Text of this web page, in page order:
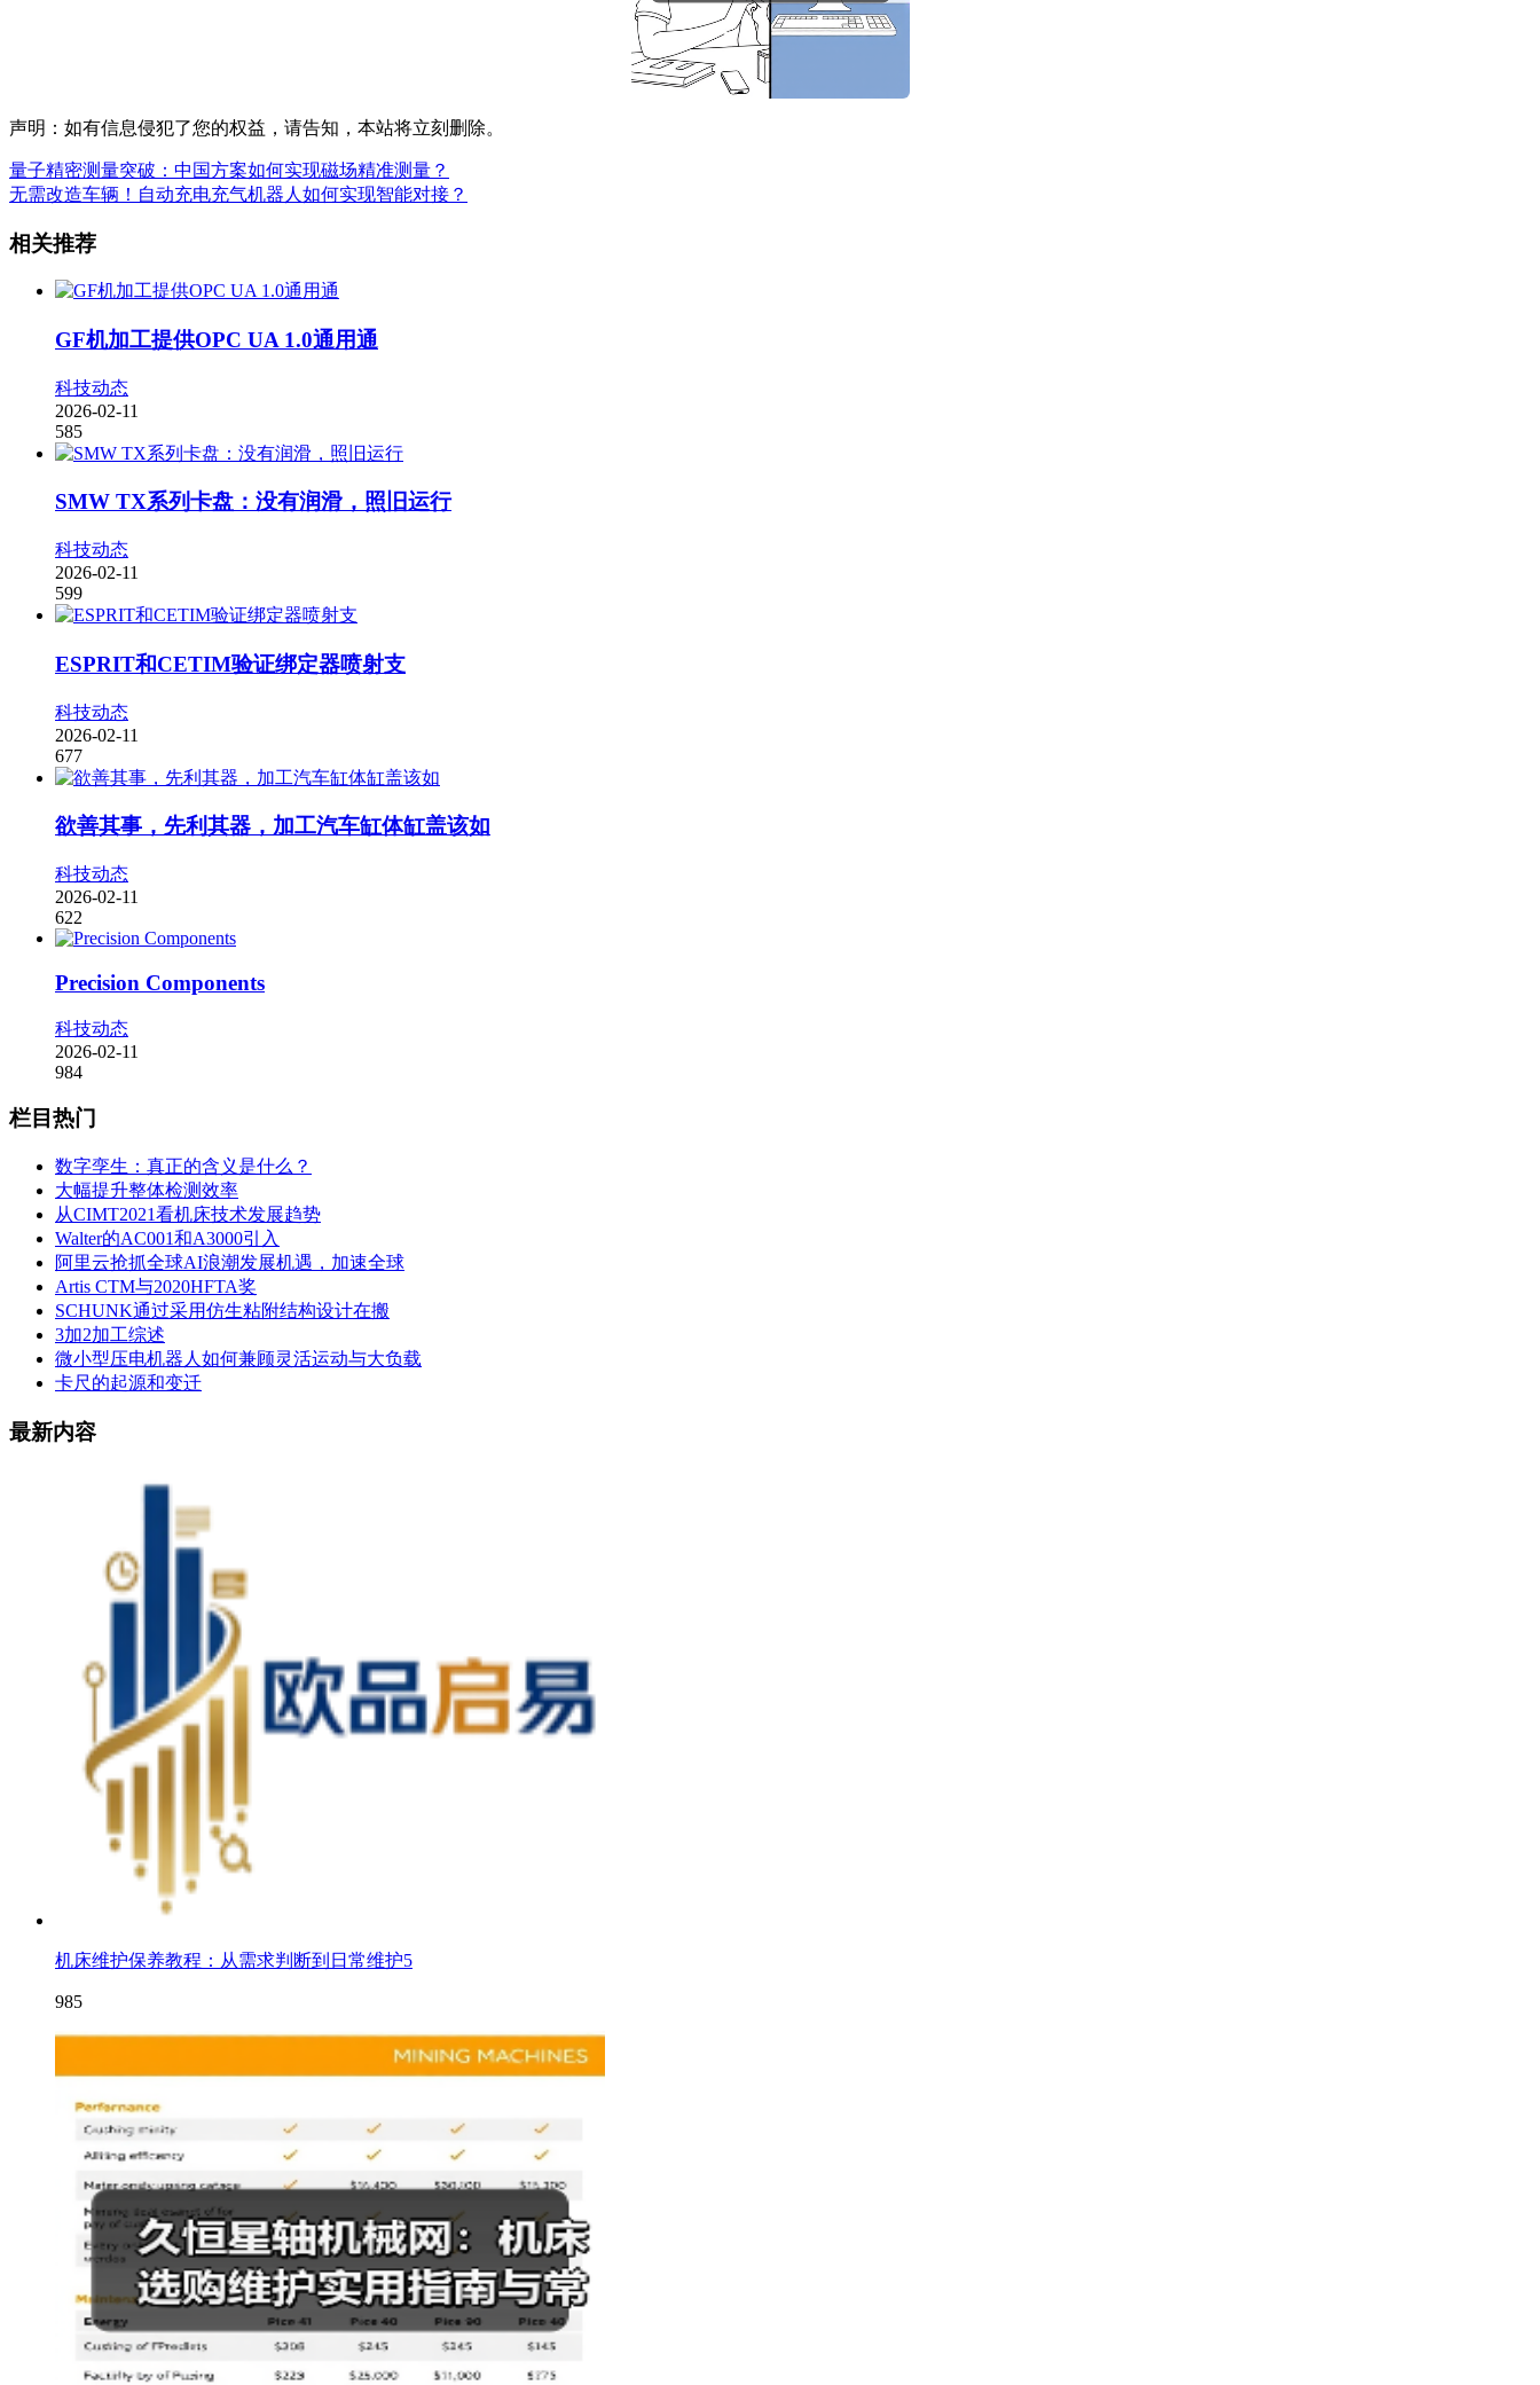
声明：如有信息侵犯了您的权益，请告知，本站将立刻删除。
量子精密测量突破：中国方案如何实现磁场精准测量？
无需改造车辆！自动充电充气机器人如何实现智能对接？
相关推荐
GF机加工提供OPC UA 1.0通用通
科技动态
2026-02-11
585
SMW TX系列卡盘：没有润滑，照旧运行
科技动态
2026-02-11
599
ESPRIT和CETIM验证绑定器喷射支
科技动态
2026-02-11
677
欲善其事，先利其器，加工汽车缸体缸盖该如
科技动态
2026-02-11
622
Precision Components
科技动态
2026-02-11
984
栏目热门
数字孪生：真正的含义是什么？
大幅提升整体检测效率
从CIMT2021看机床技术发展趋势
Walter的AC001和A3000引入
阿里云抢抓全球AI浪潮发展机遇，加速全球
Artis CTM与2020HFTA奖
SCHUNK通过采用仿生粘附结构设计在搬
3加2加工综述
微小型压电机器人如何兼顾灵活运动与大负载
卡尺的起源和变迁
最新内容
机床维护保养教程：从需求判断到日常维护5
985